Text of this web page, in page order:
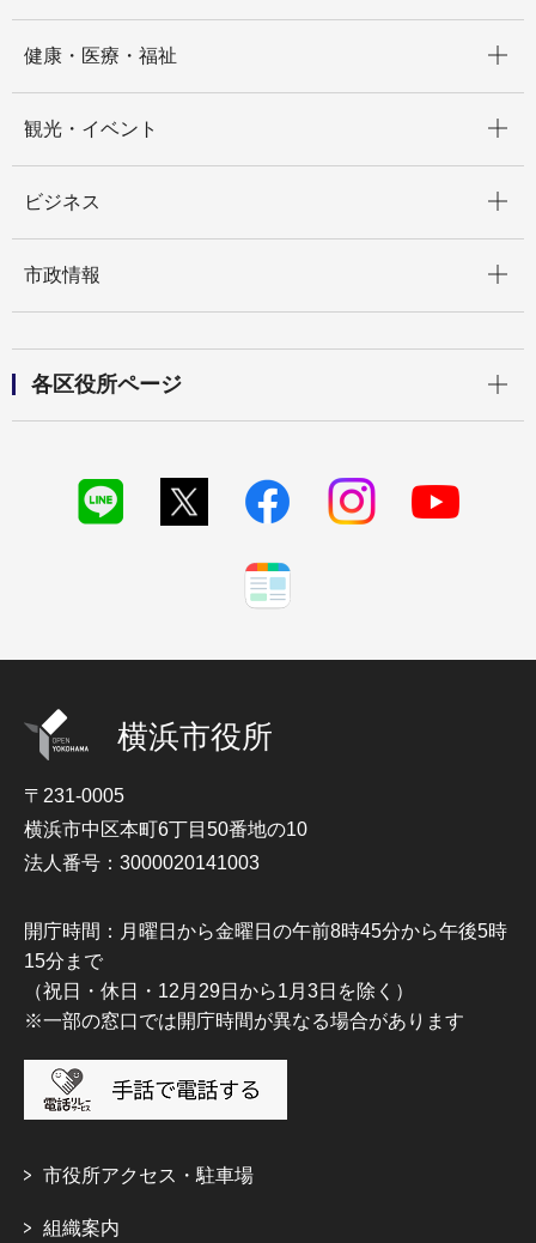
健康・医療・福祉
観光・イベント
ビジネス
市政情報
各区役所ページ
横浜市役所
〒231-0005
横浜市中区本町6丁目50番地の10
法人番号：3000020141003
開庁時間：月曜日から金曜日の午前8時45分から午後5時
15分まで
（祝日・休日・12月29日から1月3日を除く）
※一部の窓口では開庁時間が異なる場合があります
市役所アクセス・駐車場
組織案内